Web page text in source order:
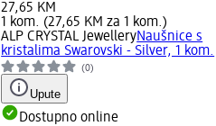
27,65 KM
1 kom. (27,65 KM za 1 kom.)
ALP CRYSTAL JewelleryNaušnice s
kristalima Swarovski - Silver, 1 kom.
(0)
Upute
Dostupno online